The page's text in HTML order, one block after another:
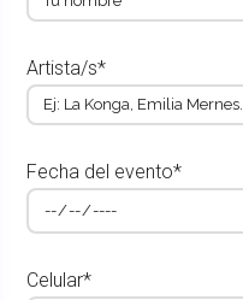
Artista/s*
Fecha del evento*
Celular*